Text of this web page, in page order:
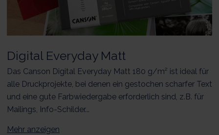
Digital Everyday Matt
Das Canson Digital Everyday Matt 180 g/m² ist ideal für
alle Druckprojekte, bei denen ein gestochen scharfer Text
und eine gute Farbwiedergabe erforderlich sind, z.B. für
Mailings, Info-Schilder...
Mehr anzeigen